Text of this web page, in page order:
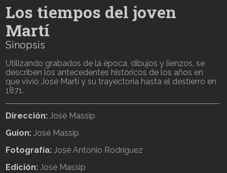
Los tiempos del joven
Martí
Sinopsis
Utilizando grabados de la época, dibujos y lienzos, se
describen los antecedentes históricos de los años en
que vivió José Martí y su trayectoria hasta el destierro en
1871.
Dirección: José Massip
Guion: José Massip
Fotografía: José Antonio Rodríguez
Edición: José Massip